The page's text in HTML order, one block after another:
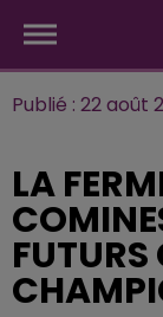
Publié : 22 août
LA
FUTURS